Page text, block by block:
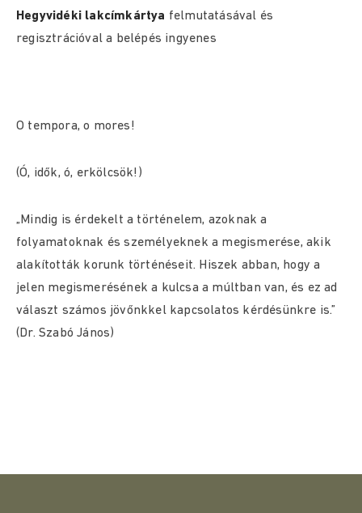
Hegyvidéki lakcímkártya felmutatásával és
regisztrációval a belépés ingyenes
O tempora, o mores!
(Ó, idők, ó, erkölcsök!)
„Mindig is érdekelt a történelem, azoknak a
folyamatoknak és személyeknek a megismerése, akik
alakították korunk történéseit. Hiszek abban, hogy a
jelen megismerésének a kulcsa a múltban van, és ez ad
választ számos jövőnkkel kapcsolatos kérdésünkre is.”
(Dr. Szabó János)